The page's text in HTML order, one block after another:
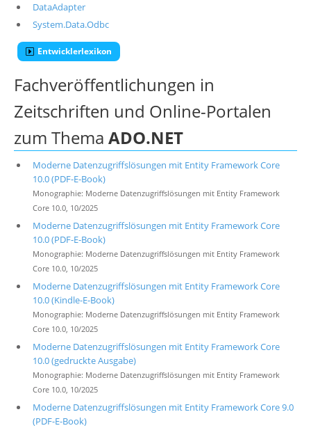
DataAdapter
System.Data.Odbc
Entwicklerlexikon
Fachveröffentlichungen in
Zeitschriften und Online-Portalen
zum Thema ADO.NET
Moderne Datenzugriffslösungen mit Entity Framework Core
10.0 (PDF-E-Book)
Monographie: Moderne Datenzugriffslösungen mit Entity Framework
Core 10.0, 10/2025
Moderne Datenzugriffslösungen mit Entity Framework Core
10.0 (PDF-E-Book)
Monographie: Moderne Datenzugriffslösungen mit Entity Framework
Core 10.0, 10/2025
Moderne Datenzugriffslösungen mit Entity Framework Core
10.0 (Kindle-E-Book)
Monographie: Moderne Datenzugriffslösungen mit Entity Framework
Core 10.0, 10/2025
Moderne Datenzugriffslösungen mit Entity Framework Core
10.0 (gedruckte Ausgabe)
Monographie: Moderne Datenzugriffslösungen mit Entity Framework
Core 10.0, 10/2025
Moderne Datenzugriffslösungen mit Entity Framework Core 9.0
(PDF-E-Book)